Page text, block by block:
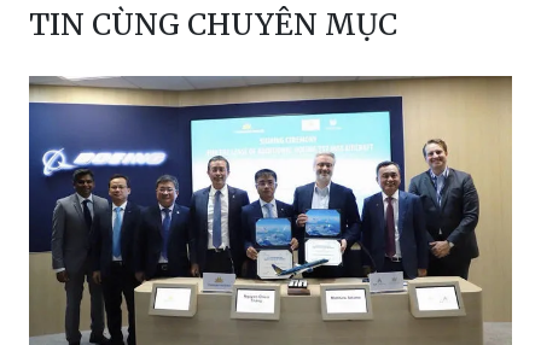
Vietnam Airlines ký thỏa thuận thuê